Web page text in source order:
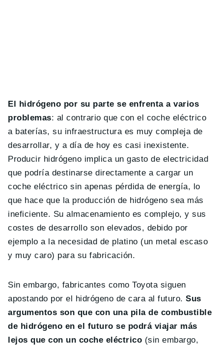
El hidrógeno por su parte se enfrenta a varios
problemas: al contrario que con el coche eléctrico
a baterías, su infraestructura es muy compleja de
desarrollar, y a día de hoy es casi inexistente.
Producir hidrógeno implica un gasto de electricidad
que podría destinarse directamente a cargar un
coche eléctrico sin apenas pérdida de energía, lo
que hace que la producción de hidrógeno sea más
ineficiente. Su almacenamiento es complejo, y sus
costes de desarrollo son elevados, debido por
ejemplo a la necesidad de platino (un metal escaso
y muy caro) para su fabricación.
Sin embargo, fabricantes como Toyota siguen
apostando por el hidrógeno de cara al futuro.Sus
argumentos son que con una pila de combustible
de hidrógeno en el futuro se podrá viajar más
lejos que con un coche eléctrico (sin embargo,